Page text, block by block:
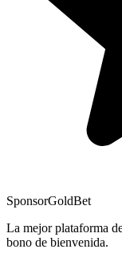
SponsorGoldBet
La mejor plataforma
bono de bienvenida.